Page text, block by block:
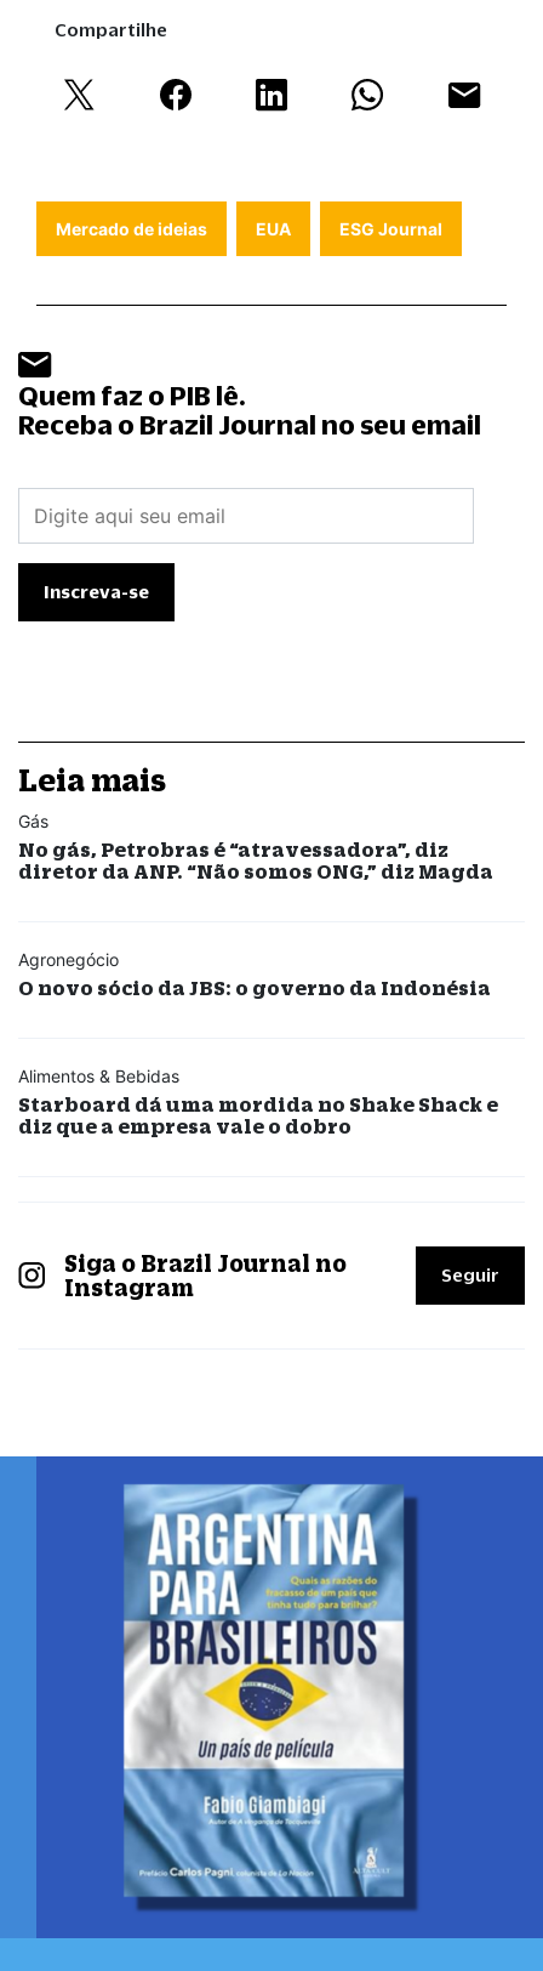
Compartilhe
Mercado de ideias EUA ESG Journal
Quem faz o PIB lê.
Receba o Brazil Journal no seu email
Leia mais
Gás
No gás, Petrobras é “atravessadora”, diz
diretor da ANP. “Não somos ONG,” diz Magda
Agronegócio
O novo sócio da JBS: o governo da Indonésia
Alimentos & Bebidas
Starboard dá uma mordida no Shake Shack e
diz que a empresa vale o dobro
Siga o Brazil Journal no
Instagram
Seguir